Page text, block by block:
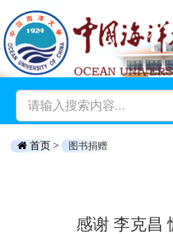
首页 > 图书捐赠
感谢 李克昌